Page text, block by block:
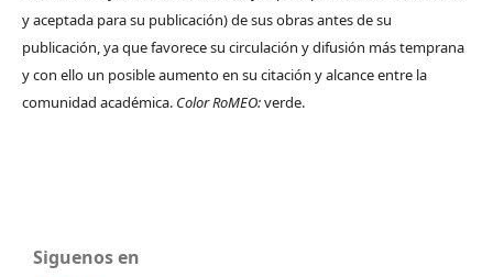
y aceptada para su publicación) de sus obras antes de su
publicación, ya que favorece su circulación y difusión más temprana
y con ello un posible aumento en su citación y alcance entre la
comunidad académica. Color RoMEO:verde.
Siguenos en